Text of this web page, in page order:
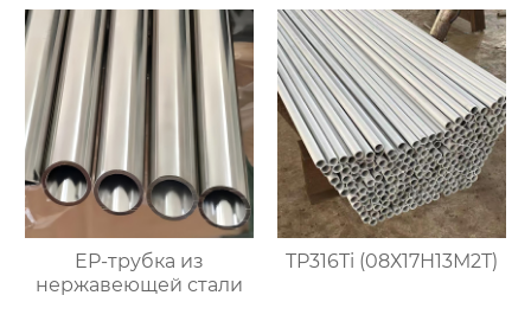
EP-трубка из
нержавеющей стали
TP316Ti (08Х17Н13М2Т)